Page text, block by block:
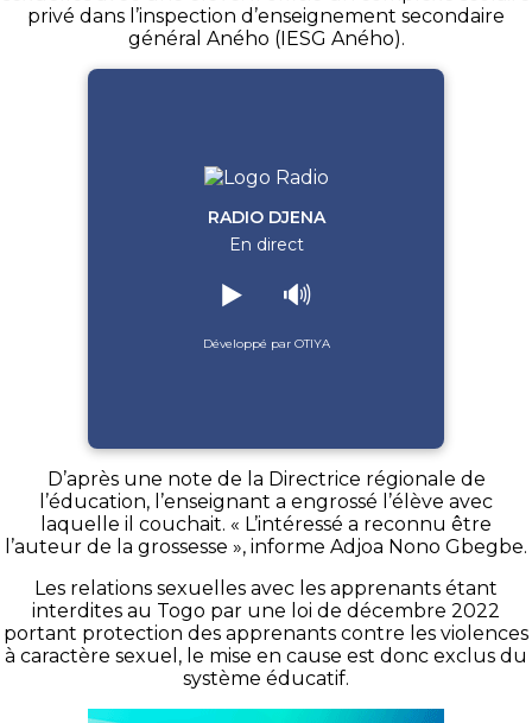
privé dans l’inspection d’enseignement secondaire
général Aného (IESG Aného).
RADIO DJENA
En direct
▶️ 🔊
Développé par OTIYA
D’après une note de la Directrice régionale de
l’éducation, l’enseignant a engrossé l’élève avec
laquelle il couchait. « L’intéressé a reconnu être
l’auteur de la grossesse », informe Adjoa Nono Gbegbe.
Les relations sexuelles avec les apprenants étant
interdites au Togo par une loi de décembre 2022
portant protection des apprenants contre les violences
à caractère sexuel, le mise en cause est donc exclus du
système éducatif.